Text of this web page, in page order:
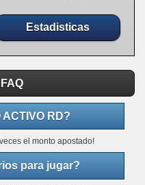
Estadisticas
RD?
el monto apostado!
para jugar?